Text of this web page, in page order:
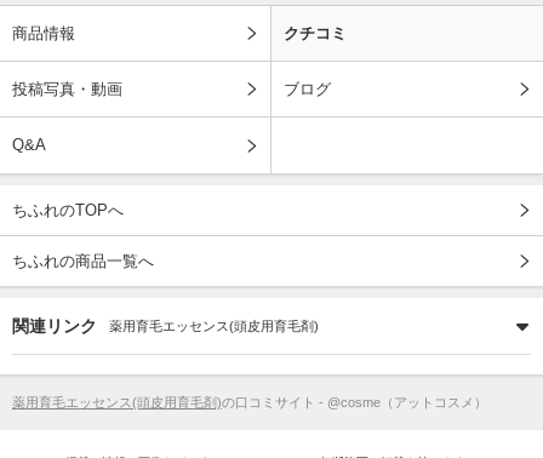
商品情報 クチコミ
投稿写真・動画 ブログ
Q&A
ちふれのTOPへ
ちふれの商品一覧へ
関連リンク 薬用育毛エッセンス(頭皮用育毛剤)
薬用育毛エッセンス(頭皮用育毛剤)の口コミサイト - @cosme（アットコスメ）